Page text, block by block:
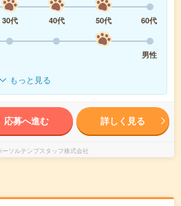
30代 40代 50代
60代
男性
もっと見る
応募へ進む 詳しく見る
ーソルテンプスタッフ株式会社